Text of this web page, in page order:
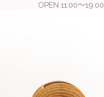
OPEN 11:00～19:00